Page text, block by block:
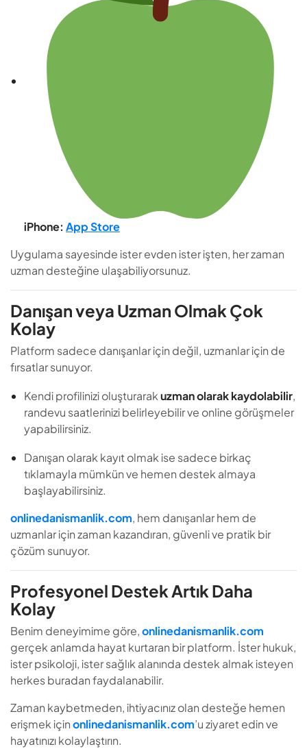
iPhone: App Store
Uygulama sayesinde ister evden ister işten, her zaman
uzman desteğine ulaşabiliyorsunuz.
Danışan veya Uzman Olmak Çok
Kolay
Platform sadece danışanlar için değil, uzmanlar için de
fırsatlar sunuyor.
Kendi profilinizi oluşturarakuzman olarak kaydolabilir,
randevu saatlerinizi belirleyebilir ve online görüşmeler
yapabilirsiniz.
Danışan olarak kayıt olmak ise sadece birkaç
tıklamayla mümkün ve hemen destek almaya
başlayabilirsiniz.
onlinedanismanlik.com, hem danışanlar hem de
uzmanlar için zaman kazandıran, güvenli ve pratik bir
çözüm sunuyor.
Profesyonel Destek Artık Daha
Kolay
Benim deneyimime göre,onlinedanismanlik.com
gerçek anlamda hayat kurtaran bir platform. İster hukuk,
ister psikoloji, ister sağlık alanında destek almak isteyen
herkes buradan faydalanabilir.
Zaman kaybetmeden, ihtiyacınız olan desteğe hemen
erişmek içinonlinedanismanlik.com’u ziyaret edin ve
hayatınızı kolaylaştırın.